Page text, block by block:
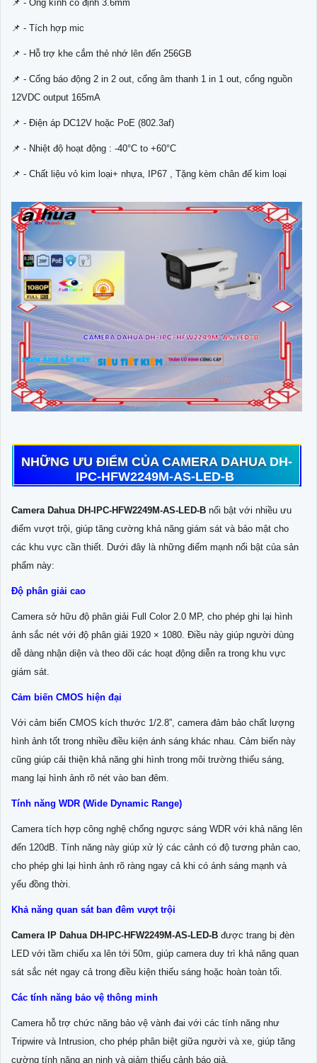
📌 - Ống kính cố định 3.6mm
📌 - Tích hợp mic
📌 - Hỗ trợ khe cắm thẻ nhớ lên đến 256GB
📌 - Cổng báo động 2 in 2 out, cổng âm thanh 1 in 1 out, cổng nguồn
12VDC output 165mA
📌 - Điện áp DC12V hoặc PoE (802.3af)
📌 - Nhiệt độ hoạt động : -40°C to +60°C
📌 - Chất liệu vỏ kim loại+ nhựa, IP67 , Tặng kèm chân đế kim loại
NHỮNG ƯU ĐIỂM CỦA CAMERA DAHUA DH-
IPC-HFW2249M-AS-LED-B
Camera Dahua DH-IPC-HFW2249M-AS-LED-B nổi bật với nhiều ưu
điểm vượt trội, giúp tăng cường khả năng giám sát và bảo mật cho
các khu vực cần thiết. Dưới đây là những điểm mạnh nổi bật của sản
phẩm này:
Độ phân giải cao
Camera sở hữu độ phân giải Full Color 2.0 MP, cho phép ghi lại hình
ảnh sắc nét với độ phân giải 1920 × 1080. Điều này giúp người dùng
dễ dàng nhận diện và theo dõi các hoạt động diễn ra trong khu vực
giám sát.
Cảm biến CMOS hiện đại
Với cảm biến CMOS kích thước 1/2.8”, camera đảm bảo chất lượng
hình ảnh tốt trong nhiều điều kiện ánh sáng khác nhau. Cảm biến này
cũng giúp cải thiện khả năng ghi hình trong môi trường thiếu sáng,
mang lại hình ảnh rõ nét vào ban đêm.
Tính năng WDR (Wide Dynamic Range)
Camera tích hợp công nghệ chống ngược sáng WDR với khả năng lên
đến 120dB. Tính năng này giúp xử lý các cảnh có độ tương phản cao,
cho phép ghi lại hình ảnh rõ ràng ngay cả khi có ánh sáng mạnh và
yếu đồng thời.
Khả năng quan sát ban đêm vượt trội
Camera IP Dahua DH-IPC-HFW2249M-AS-LED-B được trang bị đèn
LED với tầm chiếu xa lên tới 50m, giúp camera duy trì khả năng quan
sát sắc nét ngay cả trong điều kiện thiếu sáng hoặc hoàn toàn tối.
Các tính năng bảo vệ thông minh
Camera hỗ trợ chức năng bảo vệ vành đai với các tính năng như
Tripwire và Intrusion, cho phép phân biệt giữa người và xe, giúp tăng
cường tính năng an ninh và giảm thiểu cảnh báo giả.